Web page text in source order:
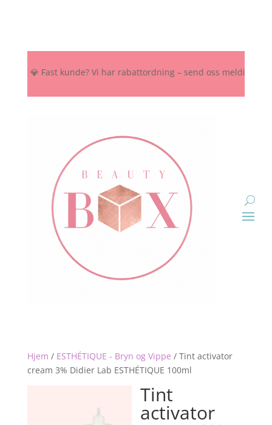
💎 Fast kunde? Vi har rabattordning – send oss melding her,
Hjem / ESTHÉTIQUE - Bryn og Vippe / Tint activator
cream 3% Didier Lab ESTHÉTIQUE 100ml
Tint
activator